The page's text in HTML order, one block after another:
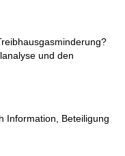
und den
Information, Beteiligung